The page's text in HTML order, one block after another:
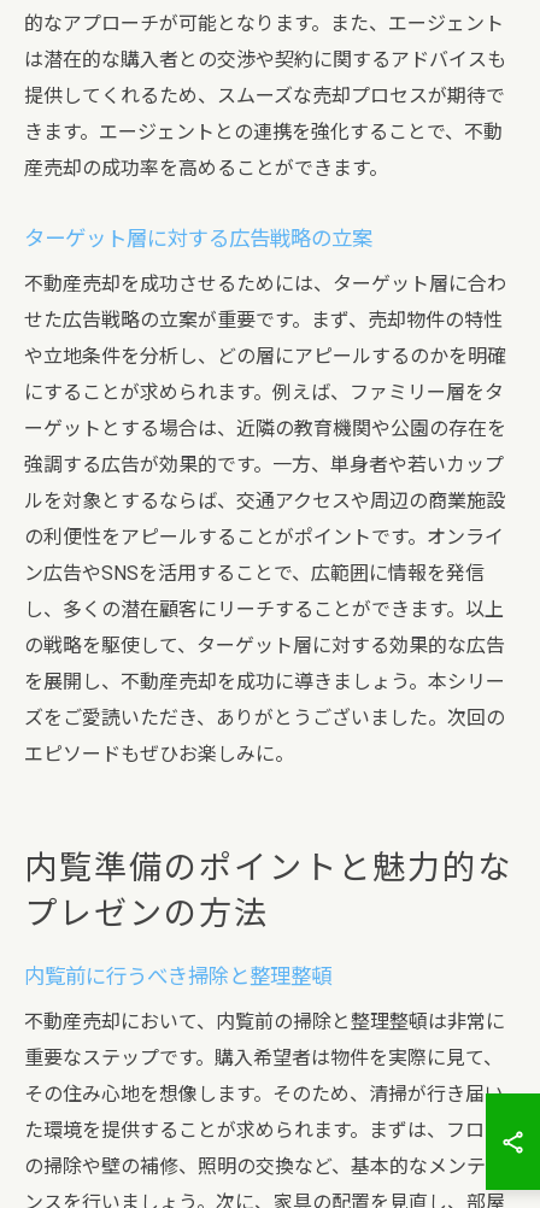
的なアプローチが可能となります。また、エージェント
は潜在的な購入者との交渉や契約に関するアドバイスも
提供してくれるため、スムーズな売却プロセスが期待で
きます。エージェントとの連携を強化することで、不動
産売却の成功率を高めることができます。
ターゲット層に対する広告戦略の立案
不動産売却を成功させるためには、ターゲット層に合わ
せた広告戦略の立案が重要です。まず、売却物件の特性
や立地条件を分析し、どの層にアピールするのかを明確
にすることが求められます。例えば、ファミリー層をタ
ーゲットとする場合は、近隣の教育機関や公園の存在を
強調する広告が効果的です。一方、単身者や若いカップ
ルを対象とするならば、交通アクセスや周辺の商業施設
の利便性をアピールすることがポイントです。オンライ
ン広告やSNSを活用することで、広範囲に情報を発信
し、多くの潜在顧客にリーチすることができます。以上
の戦略を駆使して、ターゲット層に対する効果的な広告
を展開し、不動産売却を成功に導きましょう。本シリー
ズをご愛読いただき、ありがとうございました。次回の
エピソードもぜひお楽しみに。
内覧準備のポイントと魅力的な
プレゼンの方法
内覧前に行うべき掃除と整理整頓
不動産売却において、内覧前の掃除と整理整頓は非常に
重要なステップです。購入希望者は物件を実際に見て、
その住み心地を想像します。そのため、清掃が行き届い
た環境を提供することが求められます。まずは、フロア
の掃除や壁の補修、照明の交換など、基本的なメンテナ
ンスを行いましょう。次に、家具の配置を見直し、部屋